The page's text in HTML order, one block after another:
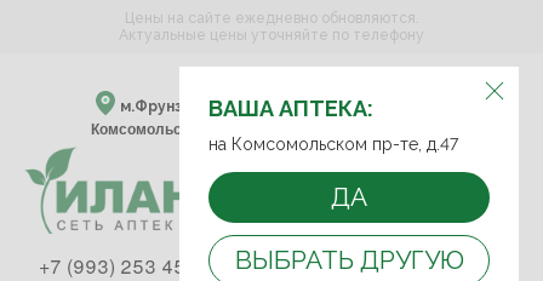
ВЫБЕРИТЕ АПТЕКУ:
м.Фрунзенская м.Спортивная
Комсомольский пр-т, д. 47
ВАША АПТЕКА:
на Комсомольском пр-те, д.47
ДА
ВЫБРАТЬ ДРУГУЮ
Цены на сайте ежедневно обновляются.
Актуальные цены уточняйте по телефону
+7 (993) 253 45 93